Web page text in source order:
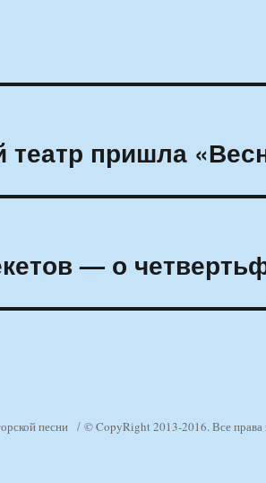
театр пришла
— о
песни © CopyRight 2013-2016. Все